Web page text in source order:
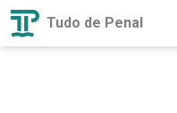
Tudo de Penal